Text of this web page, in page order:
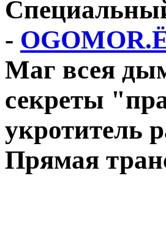
-
Маг всея
секреты
укротитель
Прямая